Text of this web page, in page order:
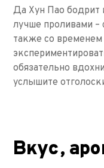
Да Хун Пао бодрит
лучше проливами –
также со
обязательно
услышите
Вкус,